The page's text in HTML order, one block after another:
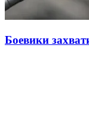
Боевики